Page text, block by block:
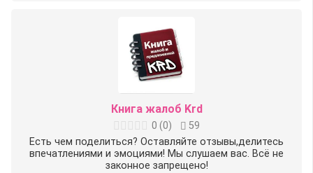
Книга жалоб Krd
0 (0)
59
Есть чем поделиться? Оставляйте отзывы,делитесь
впечатлениями и эмоциями! Мы слушаем вас. Всё не
законное запрещено!